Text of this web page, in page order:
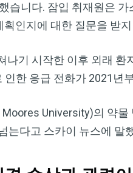
습니다. 잠입 취재원은
인지에 대한 질문을 받
나기 시작한 이후 외래
한 응급 전화가 2021년
University)의 약
는다고 스카이 뉴스에 말